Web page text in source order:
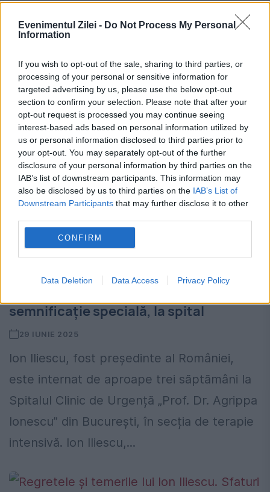
Evenimentul Zilei - Do Not Process My Personal
Information
If you wish to opt-out of the sale, sharing to third parties, or
processing of your personal or sensitive information for
targeted advertising by us, please use the below opt-out
section to confirm your selection. Please note that after your
opt-out request is processed you may continue seeing
interest-based ads based on personal information utilized by
us or personal information disclosed to third parties prior to
your opt-out. You may separately opt-out of the further
disclosure of your personal information by third parties on the
IAB’s list of downstream participants. This information may
also be disclosed by us to third parties on the IAB’s List of
Downstream Participants that may further disclose it to other
CONFIRM
Data Deletion Data Access Privacy Policy
Fostul președinte Ion Iliescu a vorbit foarte
și excepții. Mai demult, el a povestit un
episod din anii studenției, când, la ziua...
semnificație specială, la spital
29 IUNIE 2025
Ion Iliescu, fost președinte al României,
este internat de aproape trei săptămâni la
Spitalul Clinic de Urgență „Prof. Dr. Agrippa
Ionescu” din București, în secția de terapie
intensivă. Ion Iliescu,...